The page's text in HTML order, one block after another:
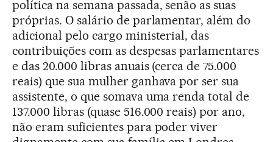
política na semana passada, senão as suas
próprias. O salário de parlamentar, além do
adicional pelo cargo ministerial, das
contribuições com as despesas parlamentares
e das 20.000 libras anuais (cerca de 75.000
reais) que sua mulher ganhava por ser sua
assistente, o que somava uma renda total de
137.000 libras (quase 516.000 reais) por ano,
não eram suficientes para poder viver